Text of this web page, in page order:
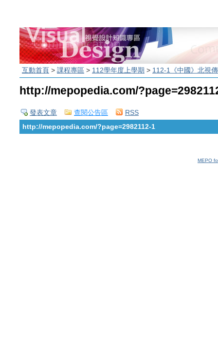
互動首頁 > 課程專區 > 112學年度上學期 > 112-1《中國》北視
http://mepopedia.com/
發表文章 查閱公告區
RSS
http://mepopedia.com/?page=2982112-1
MEPO